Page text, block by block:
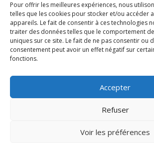
Pour offrir les meilleures expériences, nous
telles que les cookies pour stocker et/ou accéder
appareils. Le fait de consentir à ces technologies
traiter des données telles que le comportement
uniques sur ce site. Le fait de ne pas consentir ou
consentement peut avoir un effet négatif sur
fonctions.
Accepter
Refuser
Voir les préférences
01 Juil 2026
Pénurie du personnel infirmier :quels
d’offre de soins pour comprendre la
Wallonie ?
Mentions légales Vie privée Médiateur